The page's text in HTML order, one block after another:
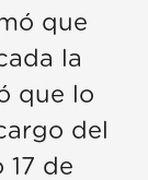
que
la
que lo
del
17 de